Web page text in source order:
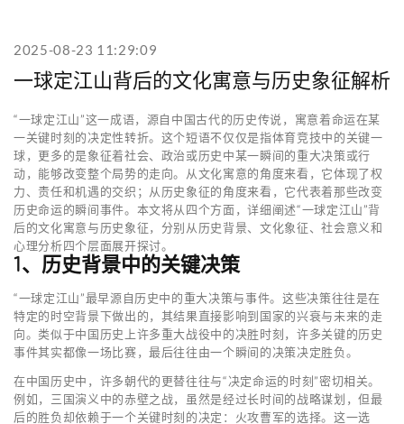
2025-08-23 11:29:09
一球定江山背后的文化寓意与历史象征解析
“一球定江山”这一成语，源自中国古代的历史传说，寓意着命运在某
一关键时刻的决定性转折。这个短语不仅仅是指体育竞技中的关键一
球，更多的是象征着社会、政治或历史中某一瞬间的重大决策或行
动，能够改变整个局势的走向。从文化寓意的角度来看，它体现了权
力、责任和机遇的交织；从历史象征的角度来看，它代表着那些改变
历史命运的瞬间事件。本文将从四个方面，详细阐述“一球定江山”背
后的文化寓意与历史象征，分别从历史背景、文化象征、社会意义和
心理分析四个层面展开探讨。
1、历史背景中的关键决策
“一球定江山”最早源自历史中的重大决策与事件。这些决策往往是在
特定的时空背景下做出的，其结果直接影响到国家的兴衰与未来的走
向。类似于中国历史上许多重大战役中的决胜时刻，许多关键的历史
事件其实都像一场比赛，最后往往由一个瞬间的决策决定胜负。
在中国历史中，许多朝代的更替往往与“决定命运的时刻”密切相关。
例如，三国演义中的赤壁之战，虽然是经过长时间的战略谋划，但最
后的胜负却依赖于一个关键时刻的决定：火攻曹军的选择。这一选